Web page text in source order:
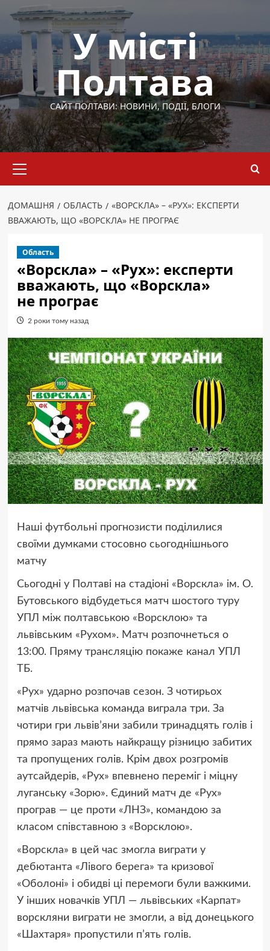
Перейти
вмісту
У місті
Полтава
САЙТ ПОЛТАВИ: НОВИНИ, ПОДІЇ, БЛОГИ
меню
ДОМАШНЯ ОБЛАСТЬ
«ВОРСКЛА» – «РУХ»: ЕКСПЕРТИ
ВВАЖАЮТЬ, ЩО «ВОРСКЛА» НЕ ПРОГРАЄ
Область
«Ворскла» – «Рух»: експерти
вважають, що «Ворскла»
не програє
2 роки тому назад
Наші футбольні прогнозисти поділилися
своїми думками стосовно сьогоднішнього
матчу
Сьогодні у Полтаві на стадіоні «Ворскла» ім. О.
Бутовського відбудеться матч шостого туру
УПЛ між полтавською «Ворсклою» та
львівським «Рухом». Матч розпочнеться о
13:00. Пряму трансляцію покаже канал УПЛ
ТБ.
«Рух» ударно розпочав сезон. З чотирьох
матчів львівська команда виграла три. За
чотири гри львів’яни забили тринадцять голів і
прямо зараз мають найкращу різницю забитих
та пропущених голів. Крім двох розгромів
аутсайдерів, «Рух» впевнено переміг і міцну
луганську «Зорю». Єдиний матч де «Рух»
програв — це проти «ЛНЗ», командою за
класом співставною з «Ворсклою».
«Ворскла» в цей час змогла виграти у
дебютанта «Лівого берега» та кризової
«Оболоні» і обидві ці перемоги були важкими.
У інших новачків УПЛ — львівських «Карпат»
ворскляни виграти не змогли, а від донецького
«Шахтаря» пропустили п’ять голів.